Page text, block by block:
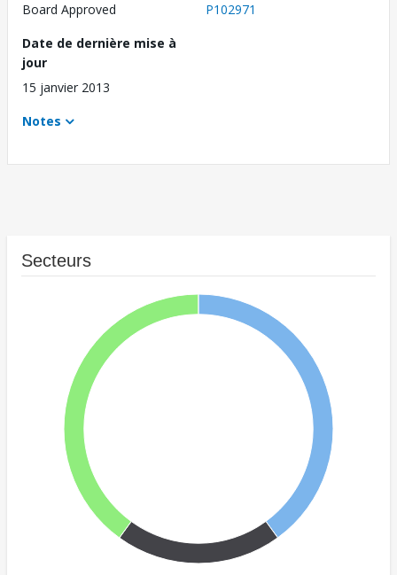
Board Approved
P102971
Date de dernière mise à
jour
15 janvier 2013
Notes
Secteurs